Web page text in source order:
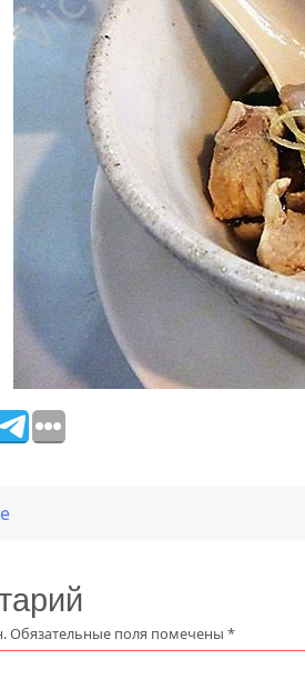
Обязательные поля помечены *